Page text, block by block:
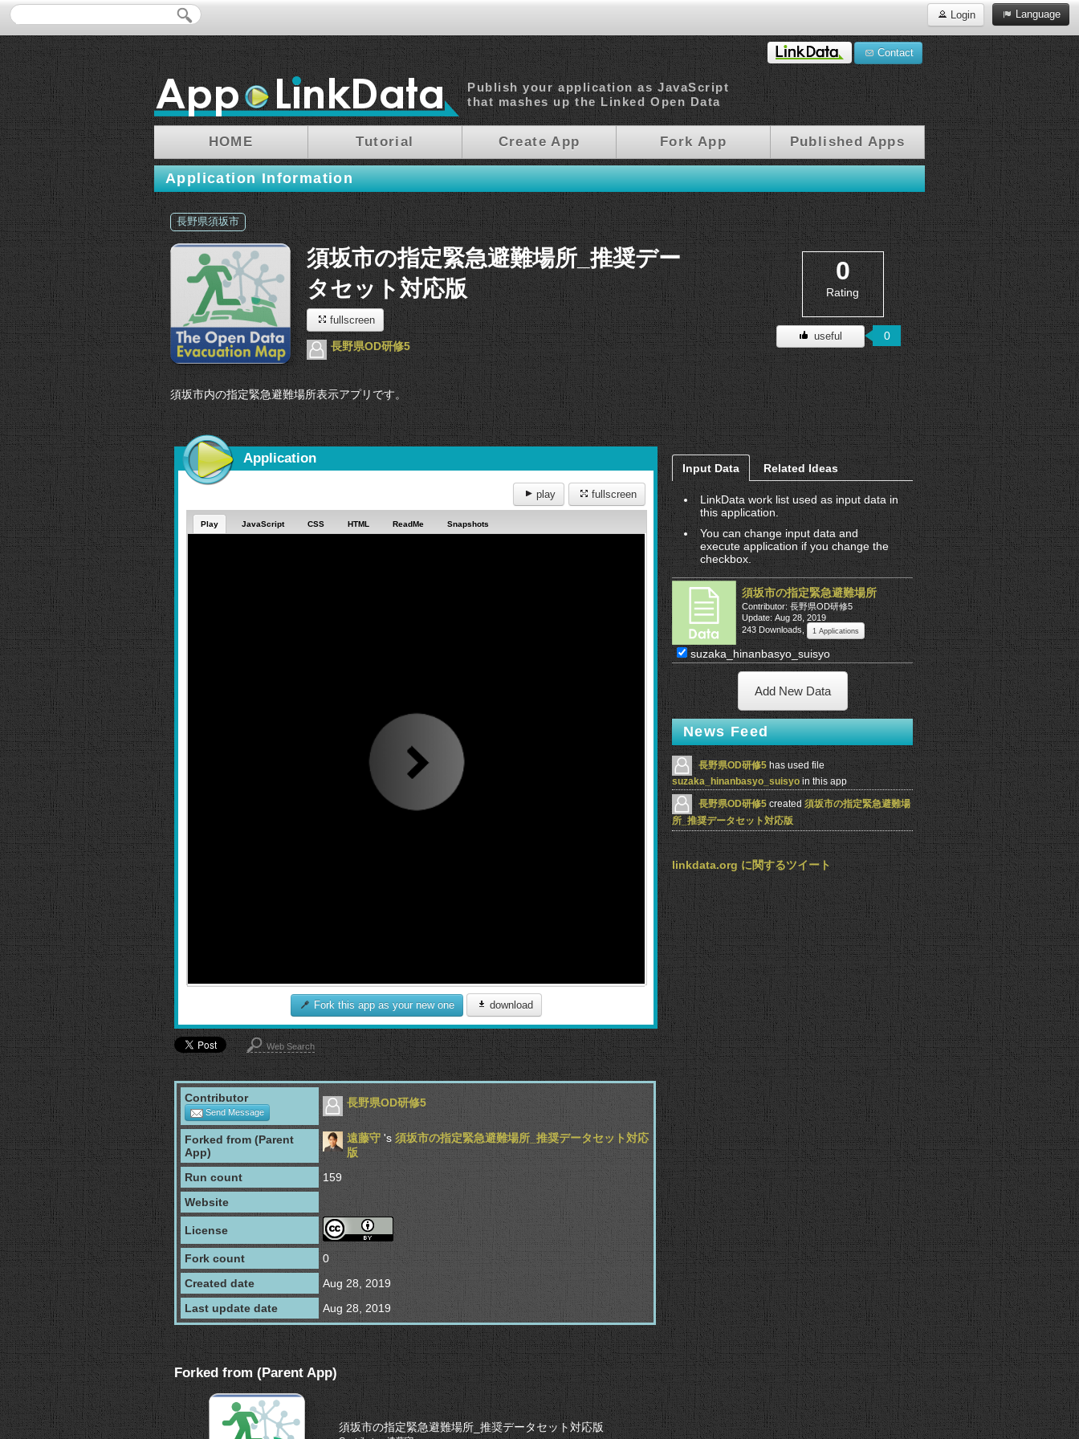
Language
Login
Publish your application as JavaScript
that mashes up the Linked Open Data
Contact
HOME Tutorial Create App Fork App Published Apps
Application Information
長野県須坂市
須坂市の指定緊急避難場所_推奨デー
タセット対応版
fullscreen
長野県OD研修5
須坂市内の指定緊急避難場所表示アプリです。
0
Rating
useful 0
Application
fullscreen
play
Play JavaScript CSS HTML ReadMe Snapshots
Fork this app as your new one download
Web Search
Contributor
Send Message
長野県OD研修5
Forked from (Parent
App)
遠藤守 's 須坂市の指定緊急避難場所_推奨データセット対応
版
Run count
159
Website
License
Fork count
0
Created date
Aug 28, 2019
Last update date
Aug 28, 2019
Forked from (Parent App)
須坂市の指定緊急避難場所_推奨データセット対応版
Input Data Related Ideas
LinkData work list used as input data in
this application.
You can change input data and
execute application if you change the
checkbox.
須坂市の指定緊急避難場所
Contributor: 長野県OD研修5
Update: Aug 28, 2019
243 Downloads, 1 Applications
suzaka_hinanbasyo_suisyo
Add New Data
News Feed
長野県OD研修5 has used file
suzaka_hinanbasyo_suisyoin this app
長野県OD研修5created 須坂市の指定緊急避難場
所_推奨データセット対応版
linkdata.org に関するツイート